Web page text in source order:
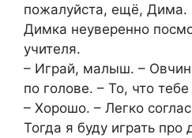
пожалуйста, ещё,
Димка неуверенно
учителя.
– Играй, малыш. –
по голове. – То, что
– Хорошо. – Легко
Тогда я буду играть про